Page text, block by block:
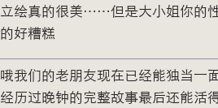
立绘真的很美……但是大小姐你的
的好糟糕
哦我们的老朋友现在已经能独当一面
经历过晚钟的完整故事最后还能活